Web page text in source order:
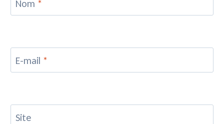
Nom *
E-mail *
Site